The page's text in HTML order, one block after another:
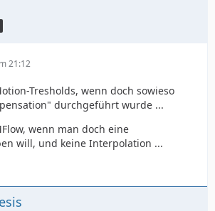
21:12
Tresholds, wenn doch sowieso
durchgeführt wurde ...
wenn man doch eine
will, und keine Interpolation ...